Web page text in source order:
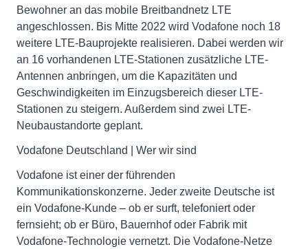
Bewohner an das mobile Breitbandnetz LTE
angeschlossen. Bis Mitte 2022 wird Vodafone noch 18
weitere LTE-Bauprojekte realisieren. Dabei werden wir
an 16 vorhandenen LTE-Stationen zusätzliche LTE-
Antennen anbringen, um die Kapazitäten und
Geschwindigkeiten im Einzugsbereich dieser LTE-
Stationen zu steigern. Außerdem sind zwei LTE-
Neubaustandorte geplant.
Vodafone Deutschland | Wer wir sind
Vodafone ist einer der führenden
Kommunikationskonzerne. Jeder zweite Deutsche ist
ein Vodafone-Kunde – ob er surft, telefoniert oder
fernsieht; ob er Büro, Bauernhof oder Fabrik mit
Vodafone-Technologie vernetzt. Die Vodafone-Netze